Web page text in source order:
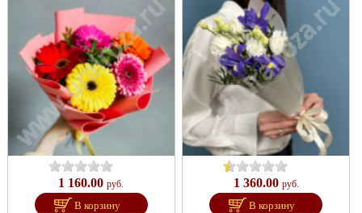
1 160.00 руб.
В корзину
1 360.00 руб.
В корзину